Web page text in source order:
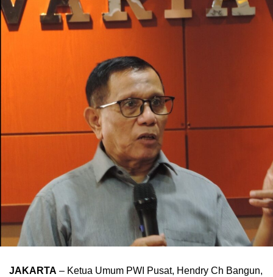
JAKARTA – Ketua Umum PWI Pusat, Hendry Ch Bangun,